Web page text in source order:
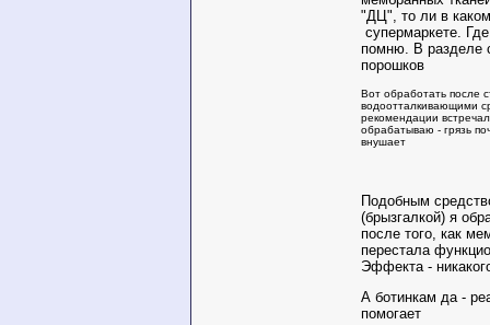
"ДЦ", то ли в
супермаркете.
помню. В разделе
порошков
Вот обработать после
водоотталкивающими
рекомендации
обрабатываю - грязь
внушает
Подобным
(брызгалкой) я
после того, как
перестала
Эффекта -
А ботинкам да -
помогает